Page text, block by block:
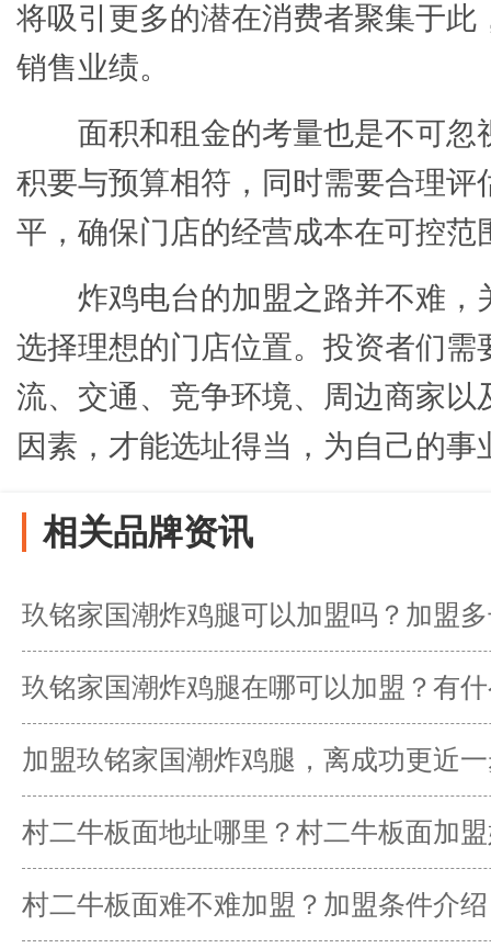
将吸引更多的潜在消费者聚集于此
销售业绩。
面积和租金的考量也是不可忽
积要与预算相符，同时需要合理评
平，确保门店的经营成本在可控范
炸鸡电台的加盟之路并不难，
选择理想的门店位置。投资者们需
流、交通、竞争环境、周边商家以
因素，才能选址得当，为自己的事
相关品牌资讯
玖铭家国潮炸鸡腿可以加盟吗？加盟
本？
玖铭家国潮炸鸡腿在哪可以加盟？有
加盟玖铭家国潮炸鸡腿，离成功更近
村二牛板面地址哪里？村二牛板面加
村二牛板面难不难加盟？加盟条件介绍